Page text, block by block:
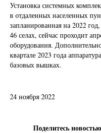
Установка системных
в отдаленных населенных
запланированная на 2022
46 селах, сейчас проходит
оборудования.
квартале 2023 года
базовых вышках.
24 ноября 2022
Поделитесь